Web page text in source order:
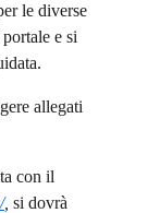
le diverse
e si
allegati
con il
, si dovrà